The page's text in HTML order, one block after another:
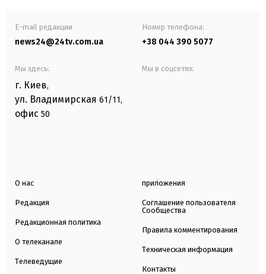
E-mail редакции
news24@24tv.com.ua
Номер телефона:
+38 044 390 5077
Мы здесь:
г. Киев,
ул. Владимирская 61/11,
офис 50
Мы в соцсетях:
О нас
Редакция
Редакционная политика
О телеканале
Телеведущие
приложения
Соглашение пользователя
Сообщества
Правила комментирования
Техническая информация
Контакты